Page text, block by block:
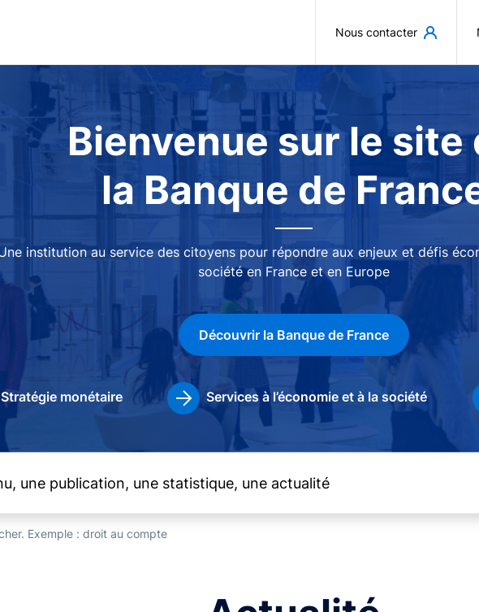
Nous contacter
Bienvenue sur le site
la Banque de
institution au service des citoyens pour répondre aux enjeux et défis
société en France et en Europe
Découvrir la Banque de France
Stratégie monétaire Services à l’économie et à la société
Exemple : droit au compte